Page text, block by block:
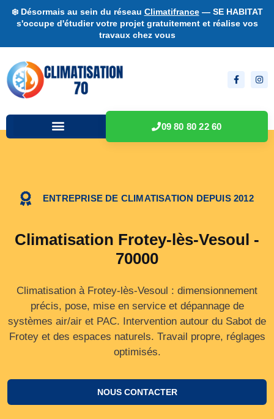
❄️ Désormais au sein du réseau Climatifrance— SE HABITAT
s'occupe d'étudier votre projet gratuitement et réalise vos
travaux chez vous
09 80 80 22 60
ENTREPRISE DE CLIMATISATION DEPUIS 2012
Climatisation Frotey-lès-Vesoul -
70000
Climatisation à Frotey-lès-Vesoul : dimensionnement
précis, pose, mise en service et dépannage de
systèmes air/air et PAC. Intervention autour du Sabot de
Frotey et des espaces naturels. Travail propre, réglages
optimisés.
NOUS CONTACTER